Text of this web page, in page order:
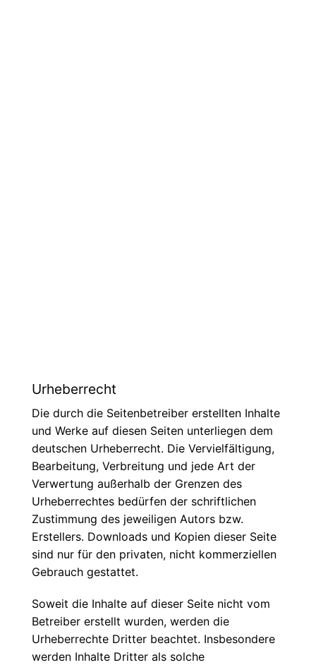
Urheberrecht
Die durch die Seitenbetreiber erstellten Inhalte
und Werke auf diesen Seiten unterliegen dem
deutschen Urheberrecht. Die Vervielfältigung,
Bearbeitung, Verbreitung und jede Art der
Verwertung außerhalb der Grenzen des
Urheberrechtes bedürfen der schriftlichen
Zustimmung des jeweiligen Autors bzw.
Erstellers. Downloads und Kopien dieser Seite
sind nur für den privaten, nicht kommerziellen
Gebrauch gestattet.
Soweit die Inhalte auf dieser Seite nicht vom
Betreiber erstellt wurden, werden die
Urheberrechte Dritter beachtet. Insbesondere
werden Inhalte Dritter als solche